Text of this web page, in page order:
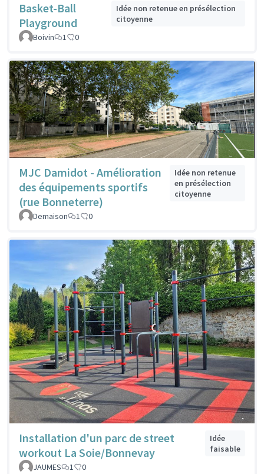
Basket-Ball
Playground
Idée non retenue en présélection
citoyenne
Boivin
1 0
MJC Damidot - Amélioration
des équipements sportifs
(rue Bonneterre)
Idée non retenue
en présélection
citoyenne
Demaison 1 0
Installation d'un parc de street
workout La Soie/Bonnevay
Idée
faisable
JAUMES
1 0